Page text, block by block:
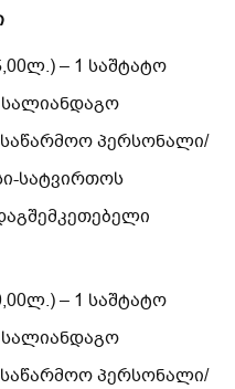
– 1 საშტატო
პერსონალი/
სატვირთოს
– 1 საშტატო
პერსონალი/